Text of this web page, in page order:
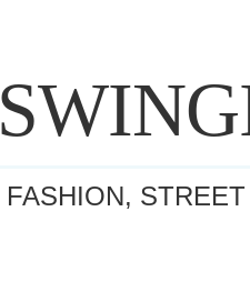
FASHION,